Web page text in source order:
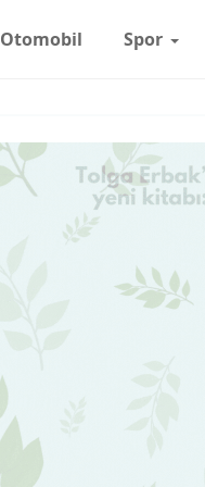
Otomobil Spor